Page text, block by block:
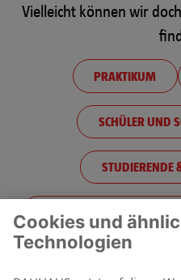
Vielleicht können wir
PRAKTIKUM
SCHÜLER UND
STUDIERENDE
PRAKTIKUM FÜR SCHÜLER